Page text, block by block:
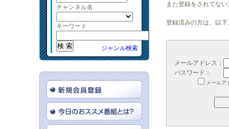
チャンネル名
キーワード
ジャンル検索
また登録をされてな
登録済みの方は、以
メールアドレス：
パスワード：
メールア